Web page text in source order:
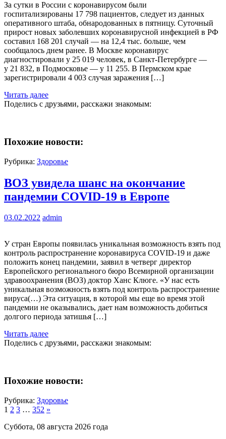
За сутки в России с коронавирусом были
госпитализированы 17 798 пациентов, следует из данных
оперативного штаба, обнародованных в пятницу. Суточный
прирост новых заболевших коронавирусной инфекцией в РФ
составил 168 201 случай — на 12,4 тыс. больше, чем
сообщалось днем ранее. В Москве коронавирус
диагностировали у 25 019 человек, в Санкт-Петербурге —
у 21 832, в Подмосковье — у 11 255. В Пермском крае
зарегистрировали 4 003 случая заражения […]
Читать далее
Поделись с друзьями, расскажи знакомым:
Похожие новости:
Рубрика: Здоровье
ВОЗ увидела шанс на окончание
пандемии COVID-19 в Европе
03.02.2022 admin
У стран Европы появилась уникальная возможность взять под
контроль распространение коронавируса COVID-19 и даже
положить конец пандемии, заявил в четверг директор
Европейского регионального бюро Всемирной организации
здравоохранения (ВОЗ) доктор Ханс Клюге. «У нас есть
уникальная возможность взять под контроль распространение
вируса(…) Эта ситуация, в которой мы еще во время этой
пандемии не оказывались, дает нам возможность добиться
долгого периода затишья […]
Читать далее
Поделись с друзьями, расскажи знакомым:
Похожие новости:
Рубрика: Здоровье
1 2 3 … 352 »
Суббота, 08 августа 2026 года